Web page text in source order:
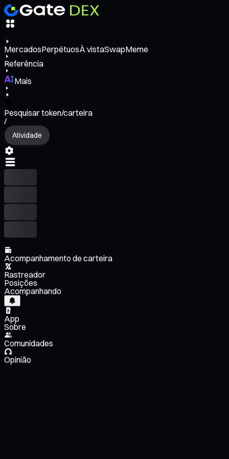
MercadosPerpétuosÀ vistaSwapMeme
Referência
Mais
Pesquisar token/carteira
/
Atividade
Acompanhamento de carteira
Rastreador
Posições
Acompanhando
App
Sobre
Comunidades
Opinião